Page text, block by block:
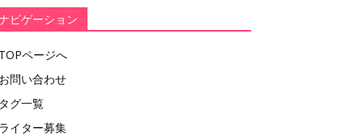
ビゲーション
TOPページへ
お問い合わせ
タグ一覧
ライター募集